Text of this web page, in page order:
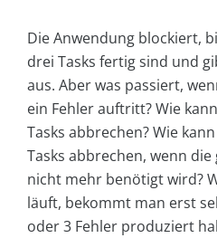
Die Anwendung blockiert,
drei Tasks fertig sind und
aus. Aber was passiert,
ein Fehler auftritt? Wie
Tasks abbrechen? Wie
Tasks abbrechen, wenn
nicht mehr benötigt wird?
läuft, bekommt man erst
oder 3 Fehler produziert